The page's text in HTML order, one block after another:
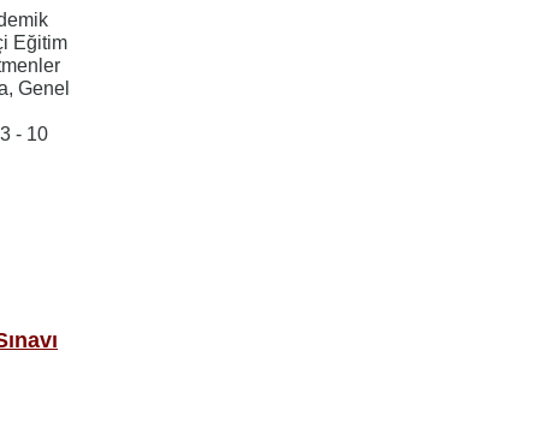
Eğitim
Genel
- 10